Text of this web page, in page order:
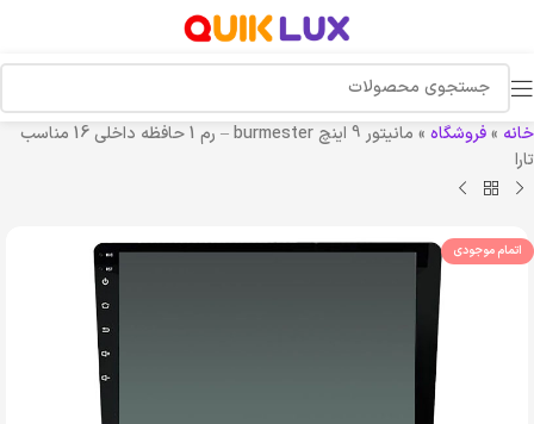
خانه »فروشگاه »
مانیتور 9 اینچ burmester – رم 1 حافظه داخلی 16 مناسب
تارا
اتمام موجودی